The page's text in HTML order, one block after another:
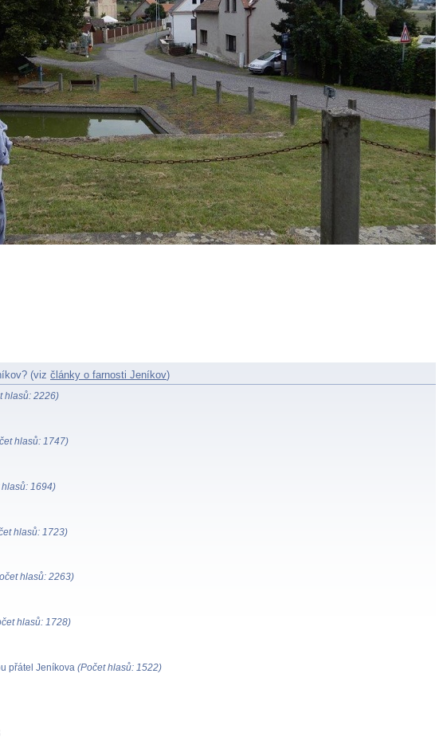
(viz články o farnosti Jeníkov)
hlasů: 2226)
hlasů: 1747)
1694)
hlasů: 1723)
hlasů: 2263)
hlasů: 1728)
přátel Jeníkova (Počet hlasů: 1522)